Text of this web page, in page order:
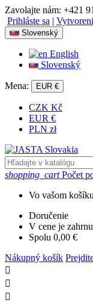
Zavolajte nám: +421
Prihláste sa |
Slovenský
English
Slovenský
Mena: EUR €
CZK Kč
EUR €
PLN zł
shopping_cart Počet
Vo vašom
Doručenie
V cene je
Spolu 0,00 €
Nákupný košík


